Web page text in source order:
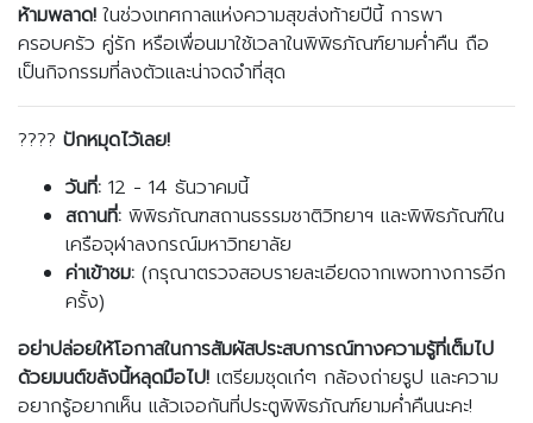
ห้ามพลาด! ในช่วงเทศกาลแห่งความสุขส่งท้ายปีนี้ การพา
ครอบครัว คู่รัก หรือเพื่อนมาใช้เวลาในพิพิธภัณฑ์ยามค่ำคืน ถือ
เป็นกิจกรรมที่ลงตัวและน่าจดจำที่สุด
????️ ปักหมุดไว้เลย!
วันที่: 12 - 14 ธันวาคมนี้
สถานที่: พิพิธภัณฑสถานธรรมชาติวิทยาฯ และพิพิธภัณฑ์ใน
เครือจุฬาลงกรณ์มหาวิทยาลัย
ค่าเข้าชม: (กรุณาตรวจสอบรายละเอียดจากเพจทางการอีก
ครั้ง)
อย่าปล่อยให้โอกาสในการสัมผัสประสบการณ์ทางความรู้ที่เต็มไป
ด้วยมนต์ขลังนี้หลุดมือไป! เตรียมชุดเก๋ๆ กล้องถ่ายรูป และความ
อยากรู้อยากเห็น แล้วเจอกันที่ประตูพิพิธภัณฑ์ยามค่ำคืนนะคะ!